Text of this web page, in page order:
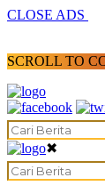
CLOSE ADS
SCROLL TO
✖